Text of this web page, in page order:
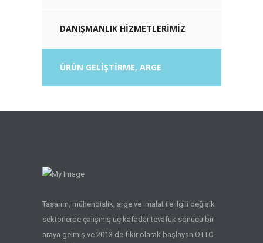
DANIŞMANLIK HIZMETLERIMIZ
ÜRÜN GELIŞTIRME, ARGE
Tasarım, mühendislik, arge ve imalat ile ilgili değişik
sektörlerde çalışmış üç kafadar tevafuk sonucu bir
araya gelmiş ve 2013 de fikir olarak başlayan OTTO